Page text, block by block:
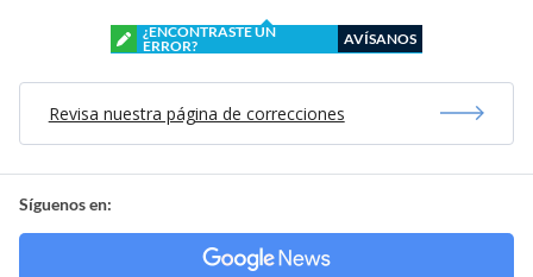
¿ENCONTRASTE UN
ERROR?
AVÍSANOS
Revisa nuestra página de correcciones
Síguenos en: